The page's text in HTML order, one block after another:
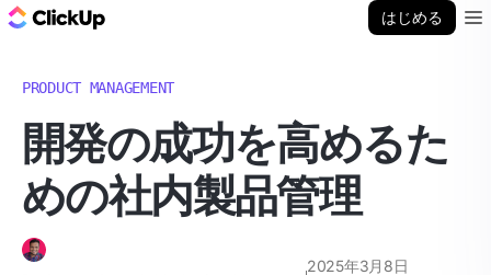
はじめる
PRODUCT MANAGEMENT
開発の成功を高めるた
めの社内製品管理
2025年3月8日